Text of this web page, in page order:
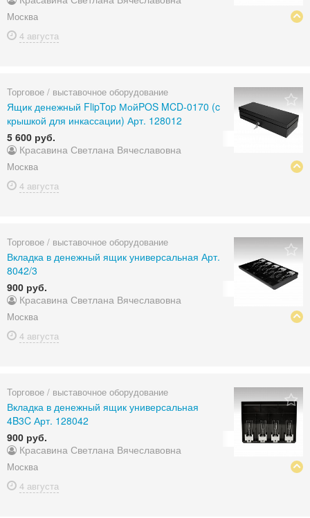
Москва
4 августа
Торговое / выставочное оборудование
Ящик денежный FlipTop МойPOS MCD-0170 (c
крышкой для инкассации) Арт. 128012
5 600 руб.
Красавина Светлана Вячеславовна
Москва
4 августа
Торговое / выставочное оборудование
Вкладка в денежный ящик универсальная Арт.
8042/3
900 руб.
Красавина Светлана Вячеславовна
Москва
4 августа
Торговое / выставочное оборудование
Вкладка в денежный ящик универсальная
4B3C Арт. 128042
900 руб.
Красавина Светлана Вячеславовна
Москва
4 августа